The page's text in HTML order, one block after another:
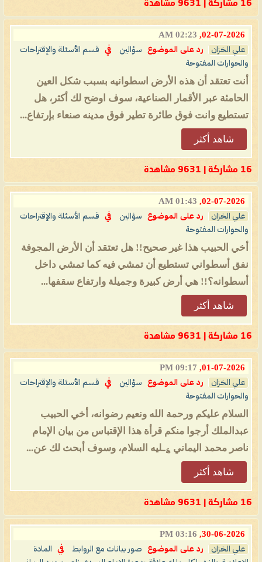
16 مشاركة | 9631 مشاهدة
02-07-2026,
02:23 AM
علي الخزان رد على الموضوع سؤالين في
قسم الأسئلة والإقتراحات
والحوارات المفتوحة
أنت تعتقد أن هذه الأرض اسطوانيه بسبب شكل العين
الحامئة عبر الأقمار الصناعية، سوف اوضح لك أكثر، هل
تستطيع وانت فوق طائرة تطير فوق مدينه صنعاء بإرتفاع...
شاهد أكثر
16 مشاركة | 9631 مشاهدة
02-07-2026,
01:43 AM
علي الخزان رد على الموضوع سؤالين في
قسم الأسئلة والإقتراحات
والحوارات المفتوحة
أخي الحبيب هذا غير صحيح!! هل تعتقد أن الأرض المجوفة
نفق أسطواني تستطيع أن تمشي فيه كما تمشي داخل
أسطوانه؟!! هي أرض كبيرة وجميلة وارتفاع سقفها...
شاهد أكثر
16 مشاركة | 9631 مشاهدة
01-07-2026,
09:17 PM
علي الخزان رد على الموضوع سؤالين في
قسم الأسئلة والإقتراحات
والحوارات المفتوحة
السلام عليكم ورحمة الله ونعيم رضوانه، أخي الحبيب
عبدالملك أرجوا منكم قرأة هذا الإقتباس من بيان الإمام
ناصر محمد اليماني ؏ـليه السلام، وسوف أبحث لك عن...
شاهد أكثر
16 مشاركة | 9631 مشاهدة
30-06-2026,
03:16 PM
علي الخزان رد على الموضوع صور بيانات مع الروابط في
المادة